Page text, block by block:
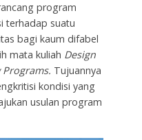
program
terhadap suatu
bagi kaum difabel
mata kuliah Design
Tujuannya
kondisi yang
usulan program